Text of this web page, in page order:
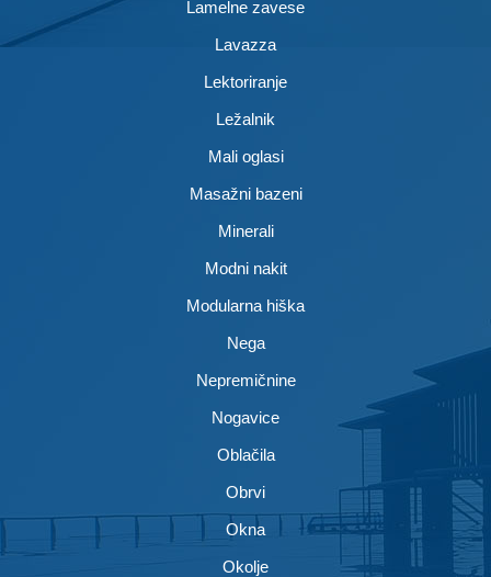
Lamelne zavese
Lavazza
Lektoriranje
Ležalnik
Mali oglasi
Masažni bazeni
Minerali
Modni nakit
Modularna hiška
Nega
Nepremičnine
Nogavice
Oblačila
Obrvi
Okna
Okolje